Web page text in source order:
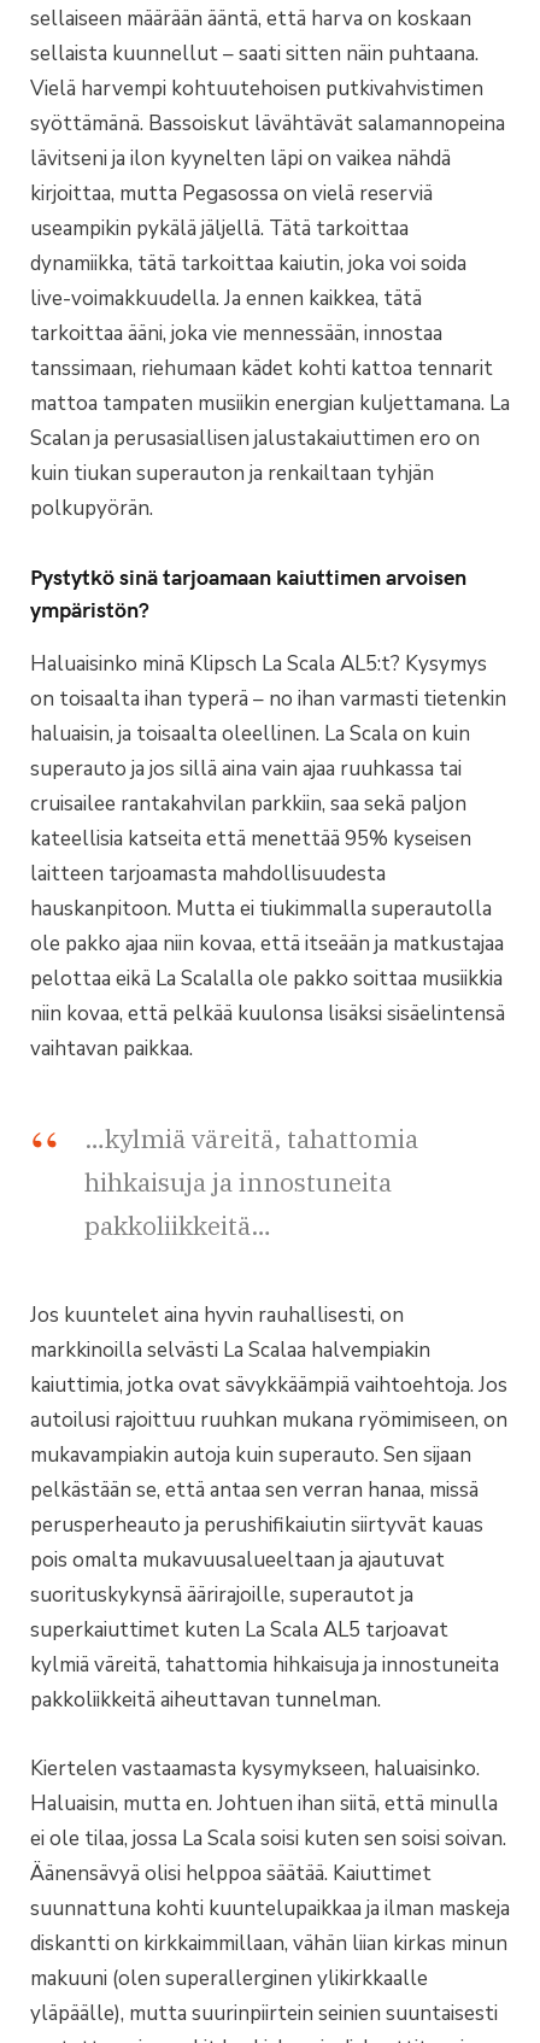
sellaiseen määrään ääntä, että harva on koskaan
sellaista kuunnellut – saati sitten näin puhtaana.
Vielä harvempi kohtuutehoisen putkivahvistimen
syöttämänä. Bassoiskut lävähtävät salamannopeina
lävitseni ja ilon kyynelten läpi on vaikea nähdä
kirjoittaa, mutta Pegasossa on vielä reserviä
useampikin pykälä jäljellä. Tätä tarkoittaa
dynamiikka, tätä tarkoittaa kaiutin, joka voi soida
live-voimakkuudella. Ja ennen kaikkea, tätä
tarkoittaa ääni, joka vie mennessään, innostaa
tanssimaan, riehumaan kädet kohti kattoa tennarit
mattoa tampaten musiikin energian kuljettamana. La
Scalan ja perusasiallisen jalustakaiuttimen ero on
kuin tiukan superauton ja renkailtaan tyhjän
polkupyörän.
Pystytkö sinä tarjoamaan kaiuttimen arvoisen
ympäristön?
Haluaisinko minä Klipsch La Scala AL5:t? Kysymys
on toisaalta ihan typerä – no ihan varmasti tietenkin
haluaisin, ja toisaalta oleellinen. La Scala on kuin
superauto ja jos sillä aina vain ajaa ruuhkassa tai
cruisailee rantakahvilan parkkiin, saa sekä paljon
kateellisia katseita että menettää 95% kyseisen
laitteen tarjoamasta mahdollisuudesta
hauskanpitoon. Mutta ei tiukimmalla superautolla
ole pakko ajaa niin kovaa, että itseään ja matkustajaa
pelottaa eikä La Scalalla ole pakko soittaa musiikkia
niin kovaa, että pelkää kuulonsa lisäksi sisäelintensä
vaihtavan paikkaa.
…kylmiä väreitä, tahattomia
hihkaisuja ja innostuneita
pakkoliikkeitä…
Jos kuuntelet aina hyvin rauhallisesti, on
markkinoilla selvästi La Scalaa halvempiakin
kaiuttimia, jotka ovat sävykkäämpiä vaihtoehtoja. Jos
autoilusi rajoittuu ruuhkan mukana ryömimiseen, on
mukavampiakin autoja kuin superauto. Sen sijaan
pelkästään se, että antaa sen verran hanaa, missä
perusperheauto ja perushifikaiutin siirtyvät kauas
pois omalta mukavuusalueeltaan ja ajautuvat
suorituskykynsä äärirajoille, superautot ja
superkaiuttimet kuten La Scala AL5 tarjoavat
kylmiä väreitä, tahattomia hihkaisuja ja innostuneita
pakkoliikkeitä aiheuttavan tunnelman.
Kiertelen vastaamasta kysymykseen, haluaisinko.
Haluaisin, mutta en. Johtuen ihan siitä, että minulla
ei ole tilaa, jossa La Scala soisi kuten sen soisi soivan.
Äänensävyä olisi helppoa säätää. Kaiuttimet
suunnattuna kohti kuuntelupaikkaa ja ilman maskeja
diskantti on kirkkaimmillaan, vähän liian kirkas minun
makuuni (olen superallerginen ylikirkkaalle
yläpäälle), mutta suurinpiirtein seinien suuntaisesti